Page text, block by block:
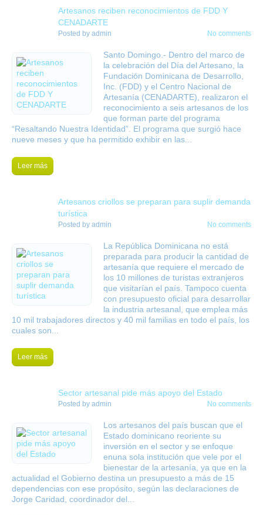
Artesanos reciben reconocimientos de FDD Y
CENADARTE
Posted by admin No comments
Santo Domingo.- Dentro del marco de
la celebración del Día del Artesano, la
Fundación Dominicana de Desarrollo,
Inc. (FDD) y el Centro Nacional de
Artesanía (CENADARTE), realizaron el
reconocimiento a seis artesanos de los
que forman parte del programa
“Resaltando Nuestra Identidad”. El programa que surgió hace
nueve meses y que ha permitido exhibir en las...
Leer más
Artesanos criollos se preparan para suplir demanda
turística
Posted by admin No comments
La República Dominicana no está
preparada para producir la cantidad de
artesanía que requiere el mercado de
los 10 millones de turistas extranjeros
que visitarían el país. Tampoco cuenta
con presupuesto oficial para desarrollar
la industria artesanal, que emplea más
10 mil trabajadores directos y 40 mil familias en todo el país, los
cuales son...
Leer más
Sector artesanal pide más apoyo del Estado
Posted by admin No comments
Los artesanos del país buscan que el
Estado dominicano reoriente su
inversión en el sector y se enfoque
enuna sola institución que vele por el
bienestar de la artesanía, ya que en la
actualidad el Gobierno destina un presupuesto a más de 15
dependencias con ese propósito, según las declaraciones de
Jorge Caridad, coordinador del...